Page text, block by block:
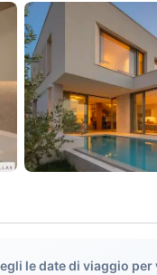
le date di viaggio